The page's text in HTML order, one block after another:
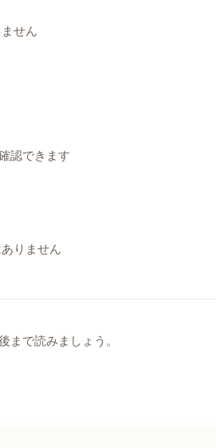
せん
認できます
りません
まで読みましょう。